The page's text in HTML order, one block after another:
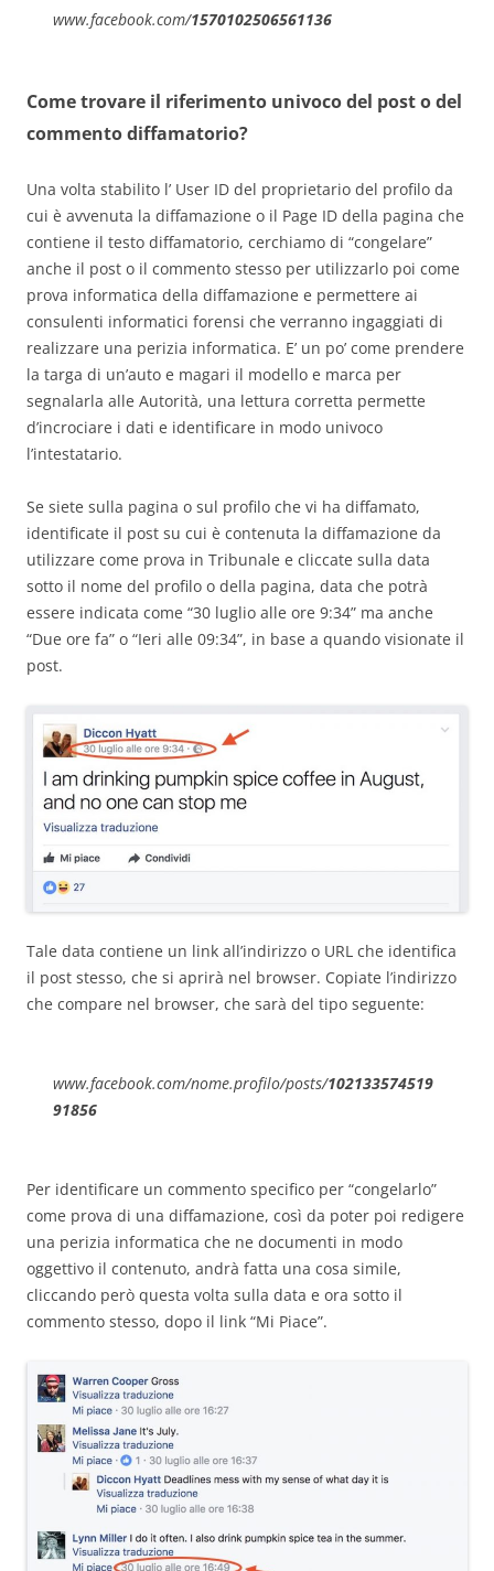
www.facebook.com/1570102506561136
Come trovare il riferimento univoco del post o del
commento diffamatorio?
Una volta stabilito l’ User ID del proprietario del profilo da
cui è avvenuta la diffamazione o il Page ID della pagina che
contiene il testo diffamatorio, cerchiamo di “congelare”
anche il post o il commento stesso per utilizzarlo poi come
prova informatica della diffamazione e permettere ai
consulenti informatici forensi che verranno ingaggiati di
realizzare una perizia informatica. E’ un po’ come prendere
la targa di un’auto e magari il modello e marca per
segnalarla alle Autorità, una lettura corretta permette
d’incrociare i dati e identificare in modo univoco
l’intestatario.
Se siete sulla pagina o sul profilo che vi ha diffamato,
identificate il post su cui è contenuta la diffamazione da
utilizzare come prova in Tribunale e cliccate sulla data
sotto il nome del profilo o della pagina, data che potrà
essere indicata come “30 luglio alle ore 9:34” ma anche
“Due ore fa” o “Ieri alle 09:34”, in base a quando visionate il
post.
Tale data contiene un link all’indirizzo o URL che identifica
il post stesso, che si aprirà nel browser. Copiate l’indirizzo
che compare nel browser, che sarà del tipo seguente:
www.facebook.com/nome.profilo/posts/102133574519
91856
Per identificare un commento specifico per “congelarlo”
come prova di una diffamazione, così da poter poi redigere
una perizia informatica che ne documenti in modo
oggettivo il contenuto, andrà fatta una cosa simile,
cliccando però questa volta sulla data e ora sotto il
commento stesso, dopo il link “Mi Piace”.